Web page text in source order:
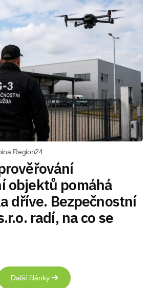
Region24
objektů pomáhá
dříve. Bezpečnostní
radí, na co se
Další články